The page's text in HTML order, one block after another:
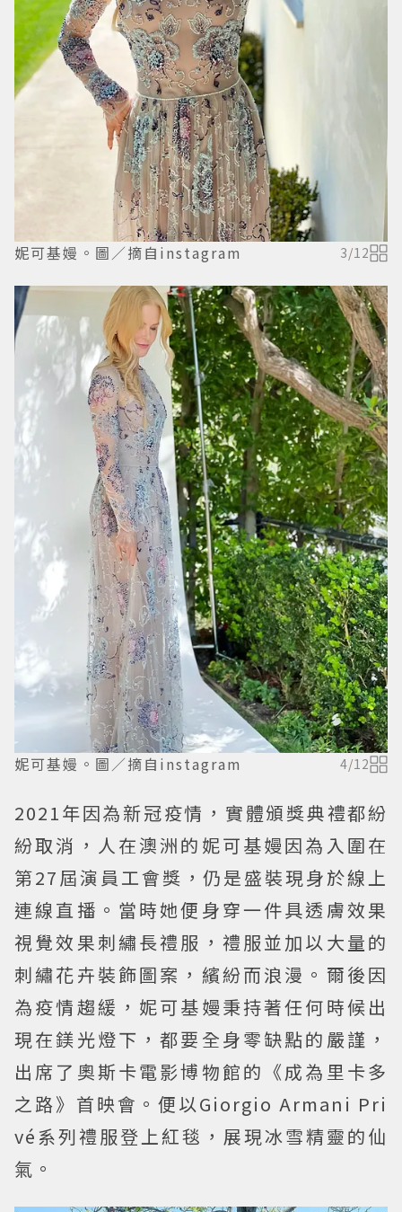
妮可基嫚。圖／摘自instagram 3/12
妮可基嫚。圖／摘自instagram 4/12
2021年因為新冠疫情，實體頒獎典禮都紛
紛取消，人在澳洲的妮可基嫚因為入圍在
第27屆演員工會獎，仍是盛裝現身於線上
連線直播。當時她便身穿一件具透膚效果
視覺效果刺繡長禮服，禮服並加以大量的
刺繡花卉裝飾圖案，繽紛而浪漫。爾後因
為疫情趨緩，妮可基嫚秉持著任何時候出
現在鎂光燈下，都要全身零缺點的嚴謹，
出席了奧斯卡電影博物館的《成為里卡多
之路》首映會。便以Giorgio Armani Pri
vé系列禮服登上紅毯，展現冰雪精靈的仙
氣。